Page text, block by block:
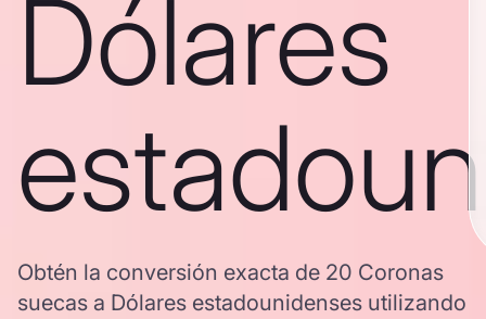
Dólares
Obtén la conversión exacta de 20 Coronas
suecas a Dólares estadounidenses utilizando